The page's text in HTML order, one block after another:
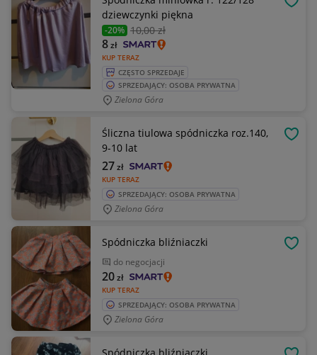
dziewczynki piękna
-20% 10,00 zł
KUP TERAZ
8zł
CZĘSTO SPRZEDAJE
SPRZEDAJĄCY: OSOBA PRYWATNA
Zielona Góra
Śliczna tiulowa spódniczka roz.140,
9-10 lat
KUP TERAZ
27zł
SPRZEDAJĄCY: OSOBA PRYWATNA
Zielona Góra
Spódniczka bliźniaczki
do negocjacji
KUP TERAZ
20zł
SPRZEDAJĄCY: OSOBA PRYWATNA
Zielona Góra